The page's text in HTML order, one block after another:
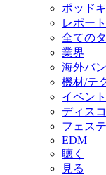
ポッド
レポート
全ての
業界
海外バ
機材/テ
イベント
ディス
フェス
EDM
聴く
見る